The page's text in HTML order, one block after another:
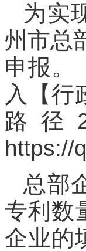
为实
州市总
申报。
入【行
路径
https://
总部
专利数
企业的